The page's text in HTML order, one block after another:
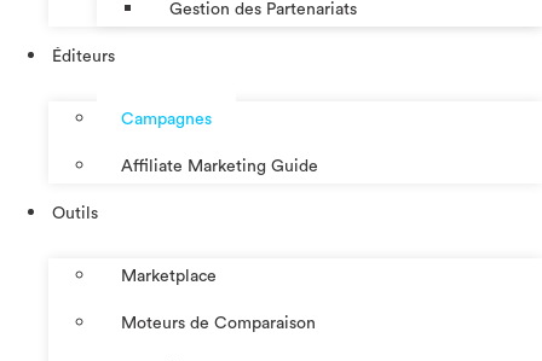
Gestion des Partenariats
Éditeurs
Campagnes
Affiliate Marketing Guide
Outils
Marketplace
Moteurs de Comparaison